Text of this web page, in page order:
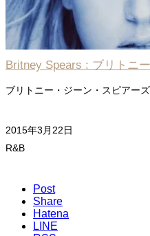
Britney Spears : ブリトニ
ブリトニー・ジーン・スピアー
2015年3月22日
R&B
Post
Share
Hatena
LINE